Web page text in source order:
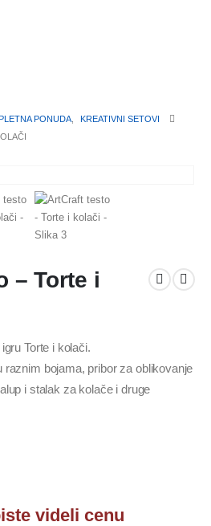
PONUDA
KREATIVNI SETOVI
– Torte i
Torte i kolači.
raznim bojama, pribor za oblikovanje
i stalak za kolače i druge
videli cenu